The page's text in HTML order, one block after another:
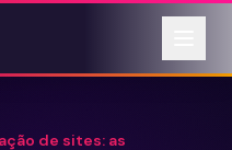
de sites: as